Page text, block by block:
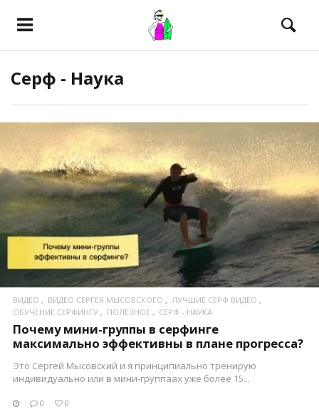
Серф - Наука
ПОСМОТРЕТЬ
ВИДЕО ВИДЕО СЕРГЕЯ МЫСОВСКОГО
ЛУЧШИЕ СЕРФ ВИДЕО
ОБУЧЕНИЕ СЕРФИНГУ
ПОЛЕЗНОЕ СЕРФ - НАУКА
Почему мини-группы в серфинге
максимально эффективны в плане прогресса?
Это Сергей Мысовский и я принципиально тренирую
индивидуально или в мини-группаах уже более 15...
0 0